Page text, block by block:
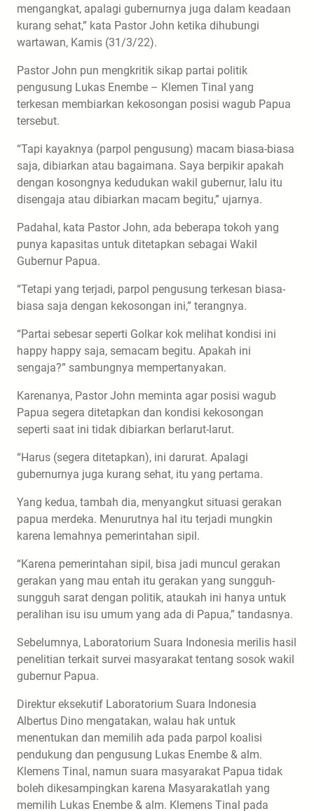
mengangkat, apalagi gubernurnya juga dalam keadaan
kurang sehat,” kata Pastor John ketika dihubungi
wartawan, Kamis (31/3/22).
Pastor John pun mengkritik sikap partai politik
pengusung Lukas Enembe – Klemen Tinal yang
terkesan membiarkan kekosongan posisi wagub Papua
tersebut.
“Tapi kayaknya (parpol pengusung) macam biasa-biasa
saja, dibiarkan atau bagaimana. Saya berpikir apakah
dengan kosongnya kedudukan wakil gubernur, lalu itu
disengaja atau dibiarkan macam begitu,” ujarnya.
Padahal, kata Pastor John, ada beberapa tokoh yang
punya kapasitas untuk ditetapkan sebagai Wakil
Gubernur Papua.
“Tetapi yang terjadi, parpol pengusung terkesan biasa-
biasa saja dengan kekosongan ini,” terangnya.
“Partai sebesar seperti Golkar kok melihat kondisi ini
happy happy saja, semacam begitu. Apakah ini
sengaja?” sambungnya mempertanyakan.
Karenanya, Pastor John meminta agar posisi wagub
Papua segera ditetapkan dan kondisi kekosongan
seperti saat ini tidak dibiarkan berlarut-larut.
“Harus (segera ditetapkan), ini darurat. Apalagi
gubernurnya juga kurang sehat, itu yang pertama.
Yang kedua, tambah dia, menyangkut situasi gerakan
papua merdeka. Menurutnya hal itu terjadi mungkin
karena lemahnya pemerintahan sipil.
“Karena pemerintahan sipil, bisa jadi muncul gerakan
gerakan yang mau entah itu gerakan yang sungguh-
sungguh sarat dengan politik, ataukah ini hanya untuk
peralihan isu isu umum yang ada di Papua,” tandasnya.
Sebelumnya, Laboratorium Suara Indonesia merilis hasil
penelitian terkait survei masyarakat tentang sosok wakil
gubernur Papua.
Direktur eksekutif Laboratorium Suara Indonesia
Albertus Dino mengatakan, walau hak untuk
menentukan dan memilih ada pada parpol koalisi
pendukung dan pengusung Lukas Enembe & alm.
Klemens Tinal, namun suara masyarakat Papua tidak
boleh dikesampingkan karena Masyarakatlah yang
memilih Lukas Enembe & alm. Klemens Tinal pada